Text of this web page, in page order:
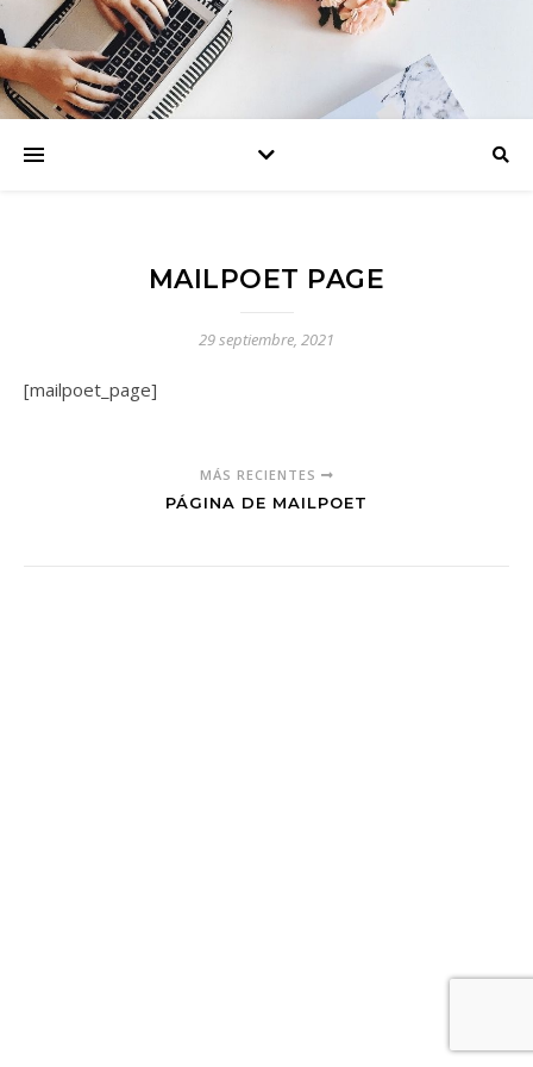
MAILPOET PAGE
29 septiembre, 2021
[mailpoet_page]
MÁS RECIENTES
PÁGINA DE MAILPOET